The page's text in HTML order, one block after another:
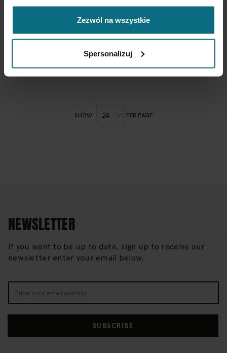
Zezwól na wszystkie
Spersonalizuj
"Presence II" "Interstitial space"
SHOW PER PAGE
NEWSLETTER
If you want to be up to date, sign up to receive our
newsletter enter your email below.
Up
SUBSCRIBE